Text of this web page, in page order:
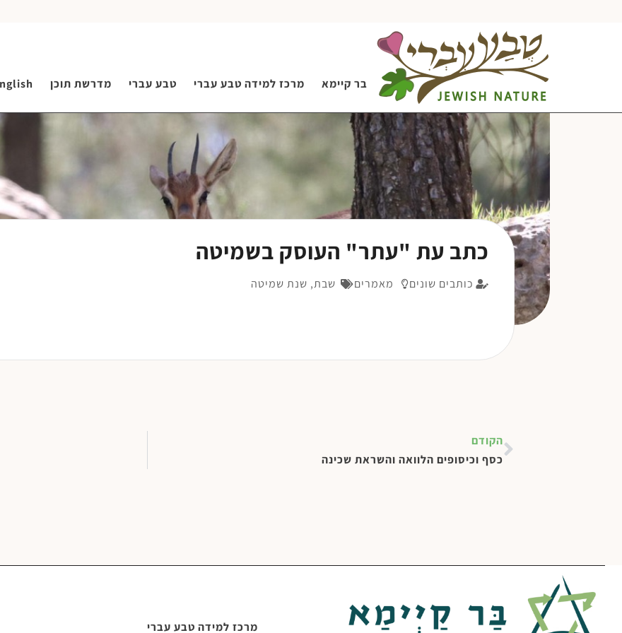
בר קיימא מרכז למידה טבע עברי טבע עברי מדרשת תוכן
כתב עת "עתר" העוסק בשמיטה
כותבים שונים מאמרים שבת, שנת שמיטה
הקודם
כסף וכיסופים הלוואה והשראת שכינה
מרכז למידה טבע עברי